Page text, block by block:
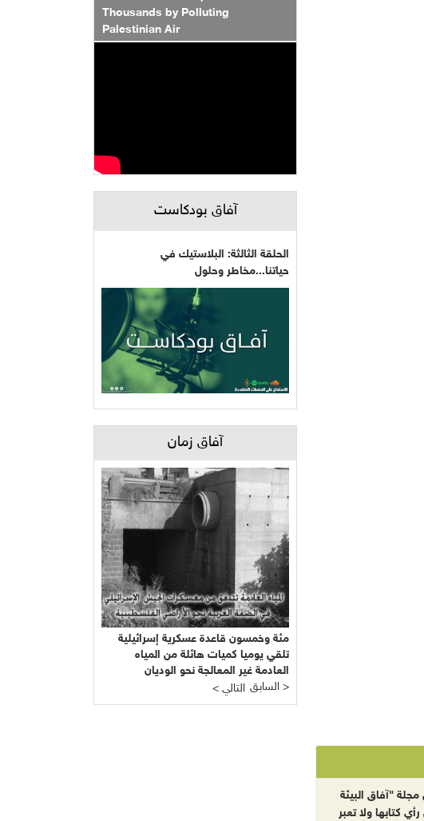
Thousands by Polluting
Palestinian Air
آفاق بودكاست
الحلقة الثالثة: البلاستيك في
حياتنا...مخاطر وحلول
آفاق زمان
مئة وخمسون قاعدة عسكرية إسرائيلية
تلقي يوميا كميات هائلة من المياه
العادمة غير المعالجة نحو الوديان
والأراضي الفلسطينية المفتوحة
< التالي السابق >
مجلة "آفاق البيئة
كتابها ولا تعبر